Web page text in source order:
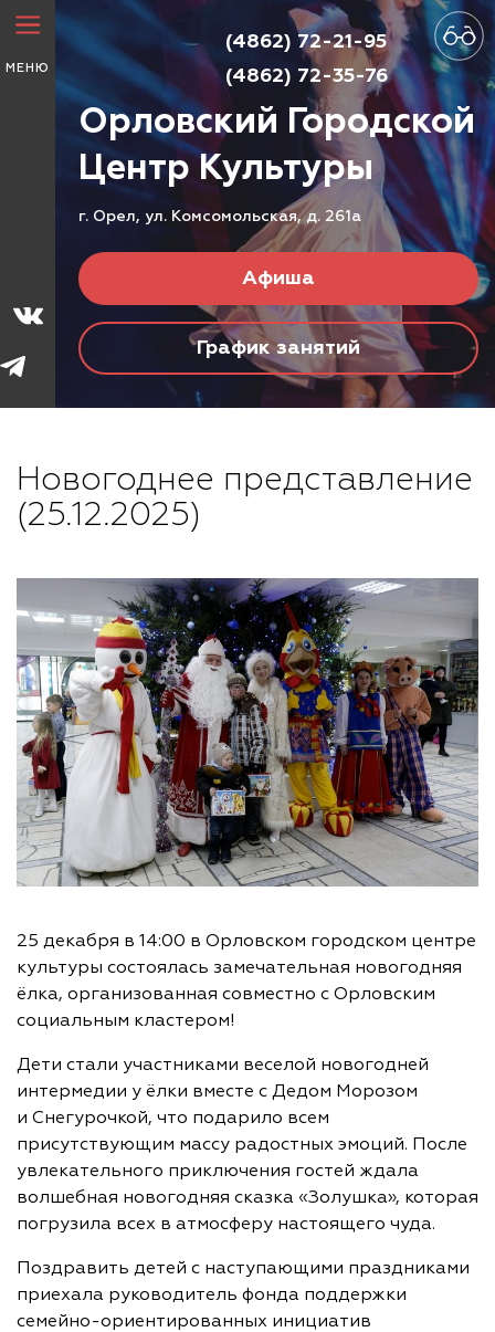
МЕНЮ
Орловский Городской
ЦентрКультуры
г. Орел, ул. Комсомольская, д. 261а
Афиша
График занятий
(4862) 72-21-95
(4862) 72-35-76
Новогоднее представление
(25.12.2025)
25 декабря в 14:00 в Орловском городском центре
культуры состоялась замечательная новогодняя
ёлка, организованная совместно с Орловским
социальным кластером!
Дети стали участниками веселой новогодней
интермедии у ёлки вместе с Дедом Морозом
и Снегурочкой, что подарило всем
присутствующим массу радостных эмоций. После
увлекательного приключения гостей ждала
волшебная новогодняя сказка «Золушка», которая
погрузила всех в атмосферу настоящего чуда.
Поздравить детей с наступающими праздниками
приехала руководитель фонда поддержки
семейно-ориентированных инициатив